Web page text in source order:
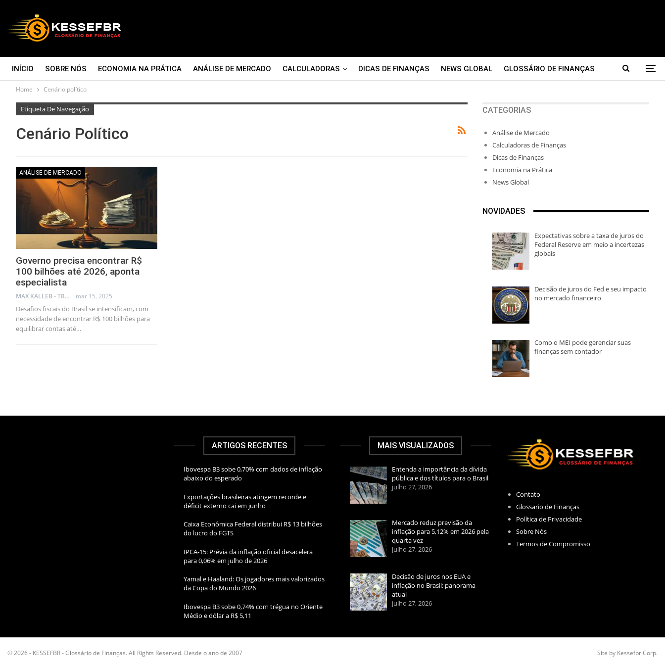
INÍCIO SOBRE NÓS ECONOMIA NA PRÁTICA ANÁLISE DE MERCADO CALCULADORAS DICAS DE FINANÇAS NEWS GLOBAL GLOSSÁRIO DE FINANÇAS
CONTATO
Home Cenário político
Etiqueta De Navegação
Cenário Político
ANÁLISE DE MERCADO
Governo precisa encontrar R$
100 bilhões até 2026, aponta
especialista
MAX KALLEB - TRADER mar 15, 2025
Desafios fiscais do Brasil se intensificam, com
necessidade de encontrar R$ 100 bilhões para
equilibrar contas até…
CATEGORIAS
Análise de Mercado
Calculadoras de Finanças
Dicas de Finanças
Economia na Prática
News Global
NOVIDADES
Expectativas sobre a taxa de juros do
Federal Reserve em meio a incertezas
globais
Decisão de juros do Fed e seu impacto
no mercado financeiro
Como o MEI pode gerenciar suas
finanças sem contador
ARTIGOS RECENTES
Ibovespa B3 sobe 0,70% com dados de inflação
abaixo do esperado
Exportações brasileiras atingem recorde e
déficit externo cai em junho
Caixa Econômica Federal distribui R$ 13 bilhões
do lucro do FGTS
IPCA-15: Prévia da inflação oficial desacelera
para 0,06% em julho de 2026
Yamal e Haaland: Os jogadores mais valorizados
da Copa do Mundo 2026
Ibovespa B3 sobe 0,74% com trégua no Oriente
Médio e dólar a R$ 5,11
MAIS VISUALIZADOS
Entenda a importância da dívida
pública e dos títulos para o Brasil
julho 27, 2026
Mercado reduz previsão da
inflação para 5,12% em 2026 pela
quarta vez
julho 27, 2026
Decisão de juros nos EUA e
inflação no Brasil: panorama
atual
julho 27, 2026
Contato
Glossario de Finanças
Política de Privacidade
Sobre Nós
Termos de Compromisso
© 2026 - KESSEFBR - Glossário de Finanças. All Rights Reserved. Desde o ano de 2007 Site by Kessefbr Corp.